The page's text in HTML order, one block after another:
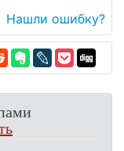
Нашли ошибку?